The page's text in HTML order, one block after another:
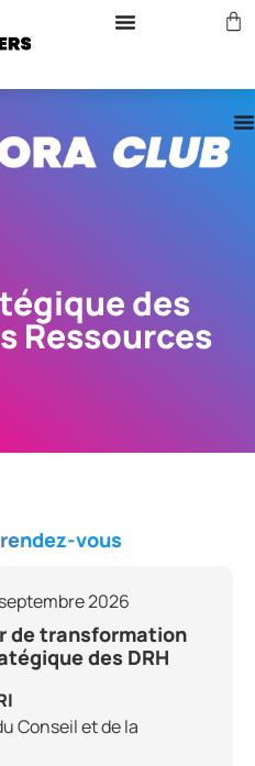
des
Ressources
vous
2026
de transformation
des DRH
Conseil et de la